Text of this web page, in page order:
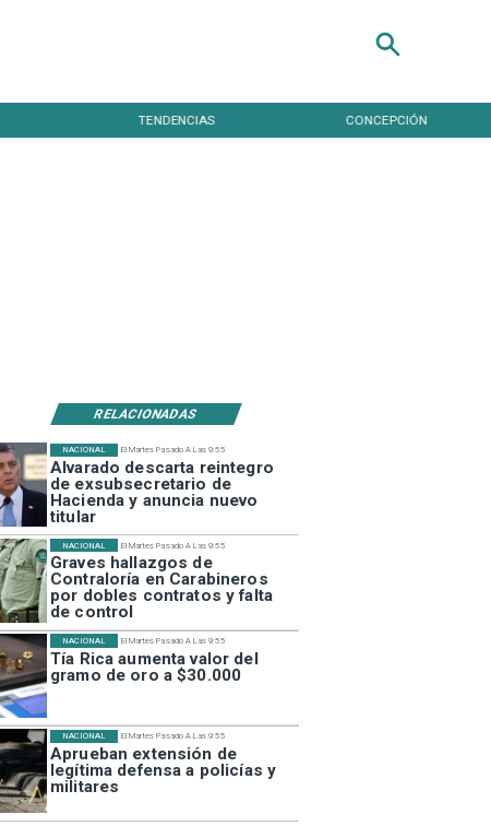
CONCEPCIÓN NACIONAL
RELACIONADAS
El Martes Pasado A Las 9:55
Alvarado descarta reintegro
de exsubsecretario de
Hacienda y anuncia nuevo
titular
NACIONAL
El Martes Pasado A Las 9:55
Graves hallazgos de
Contraloría en Carabineros
por dobles contratos y falta
de control
NACIONAL
El Martes Pasado A Las 9:55
Tía Rica aumenta valor del
gramo de oro a $30.000
NACIONAL
El Martes Pasado A Las 9:55
Aprueban extensión de
legítima defensa a policías y
militares
NACIONAL